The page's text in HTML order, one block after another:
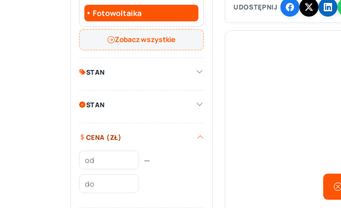
Fotowoltaika
Zobacz wszystkie
STAN
STAN
CENA (ZŁ)
—
UDOSTĘPNIJ